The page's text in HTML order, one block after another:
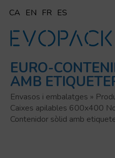
contingut
CA EN FR ES
EURO-
AMB
Envasos i embalatges »
Caixes apilables 600x400
Contenidor sòlid amb